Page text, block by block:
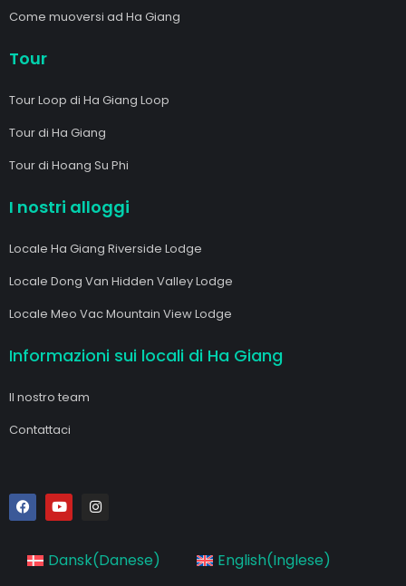
Come muoversi ad Ha Giang
Tour
Tour Loop di Ha Giang Loop
Tour di Ha Giang
Tour di Hoang Su Phi
I nostri alloggi
Locale Ha Giang Riverside Lodge
Locale Dong Van Hidden Valley Lodge
Locale Meo Vac Mountain View Lodge
Informazioni sui locali di Ha Giang
Il nostro team
Contattaci
F
a
c
b
o
Y
o
u
u
b
I
n
a
g
Dansk(Danese) English(Inglese)